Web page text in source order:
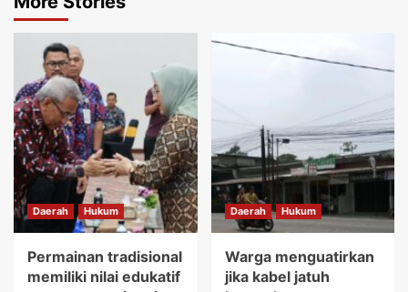
Daerah Hukum
Permainan tradisional
memiliki nilai edukatif
Daerah Hukum
Warga menguatirkan
jika kabel jatuh